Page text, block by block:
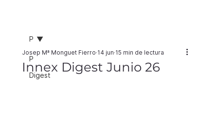
P
Digest
P
Innex Digest Junio 26
Josep Mª Monguet Fierro 14 jun 15 min de lectura